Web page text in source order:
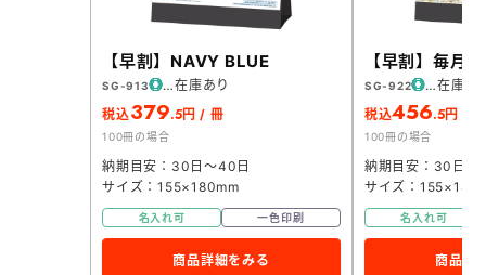
【早割】NAVY BLUE
SG-913
在庫あり
税込379.5円 / 冊
100冊の場合
納期目安：30日～40日
サイズ：155×180mm
名入れ可 一色印刷
商品詳細をみる
【早割】毎月
SG-922
在庫あ
税込456.5円 /
100冊の場合
納期目安：30日～
サイズ：
名入れ可
商品詳